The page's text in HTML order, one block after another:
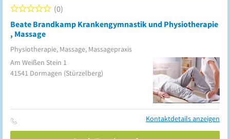
Beate Brandkamp Krankengymnastik und Physiotherapie
, Massage
Physiotherapie, Massage, Massagepraxis
0
Am Weißen Stein 1
41541 Dormagen (Stürzelberg)
Kontaktdetails anzeigen